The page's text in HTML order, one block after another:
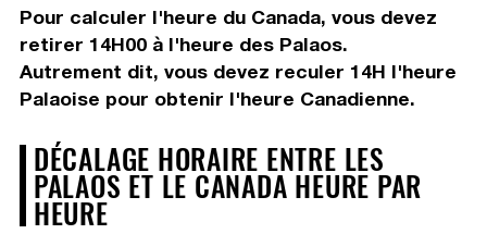
Pour calculer l'heure du Canada, vous devez
retirer 14H00à l'heure des Palaos.
Autrement dit, vous devez reculer 14H l'heure
Palaoise pour obtenir l'heure Canadienne.
DÉCALAGE HORAIRE ENTRE LES
PALAOS ET LE CANADA HEURE PAR
HEURE